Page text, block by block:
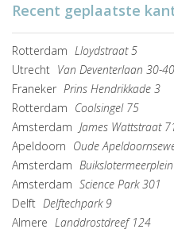
Recent geplaatste
Rotterdam Lloydstraat 5
Utrecht Van Deventerlaan 30-40
Franeker Prins Hendrikkade 3
Rotterdam Coolsingel 75
Amsterdam James Wattstraat
Apeldoorn Oude
Amsterdam
Amsterdam Science Park 301
Delft Delftechpark 9
Almere Landdrostdreef 124